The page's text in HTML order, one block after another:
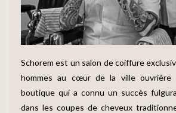
Schorem est un salon de coiffure
hommes au cœur de la ville ouvrière
boutique qui a connu un succès
dans les coupes de cheveux